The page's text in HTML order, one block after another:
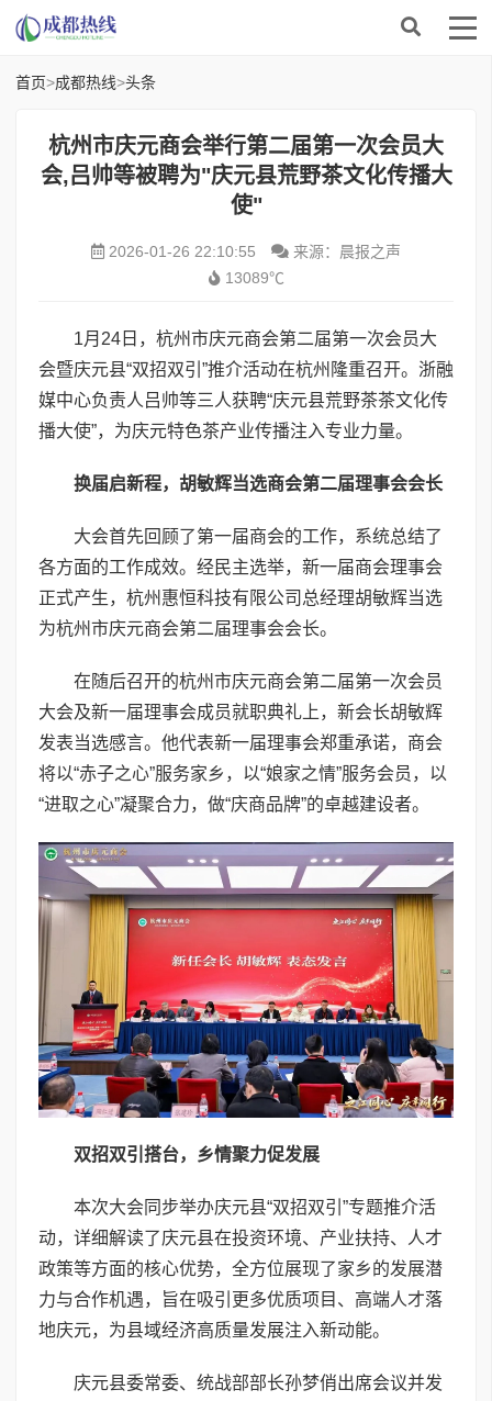
首页>成都热线>头条
杭州市庆元商会举行第二届第一次会员大
会,吕帅等被聘为"庆元县荒野茶文化传播大
使"
2026-01-26 22:10:55
来源：晨报之声
13089℃
1月24日，杭州市庆元商会第二届第一次会员大
会暨庆元县“双招双引”推介活动在杭州隆重召开。浙融
媒中心负责人吕帅等三人获聘“庆元县荒野茶茶文化传
播大使”，为庆元特色茶产业传播注入专业力量。
换届启新程，胡敏辉当选商会第二届理事会会长
大会首先回顾了第一届商会的工作，系统总结了
各方面的工作成效。经民主选举，新一届商会理事会
正式产生，杭州惠恒科技有限公司总经理胡敏辉当选
为杭州市庆元商会第二届理事会会长。
在随后召开的杭州市庆元商会第二届第一次会员
大会及新一届理事会成员就职典礼上，新会长胡敏辉
发表当选感言。他代表新一届理事会郑重承诺，商会
将以“赤子之心”服务家乡，以“娘家之情”服务会员，以
“进取之心”凝聚合力，做“庆商品牌”的卓越建设者。
双招双引搭台，乡情聚力促发展
本次大会同步举办庆元县“双招双引”专题推介活
动，详细解读了庆元县在投资环境、产业扶持、人才
政策等方面的核心优势，全方位展现了家乡的发展潜
力与合作机遇，旨在吸引更多优质项目、高端人才落
地庆元，为县域经济高质量发展注入新动能。
庆元县委常委、统战部部长孙梦俏出席会议并发